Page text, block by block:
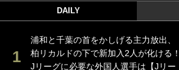
DAILY
浦和と千葉の首をかしげる主力放出、
柏リカルドの下で新加入2人が化ける！
Jリーグに必要な外国人選手は【Jリー